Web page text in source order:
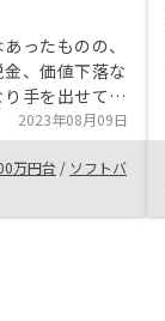
ったものの、
、価値下落な
手を出せてな
、相談だけで
紹介者から聞
談を申し込みま
気になる点
き、ただ持っ
2023年08月09日
万円台 / ソフトバ